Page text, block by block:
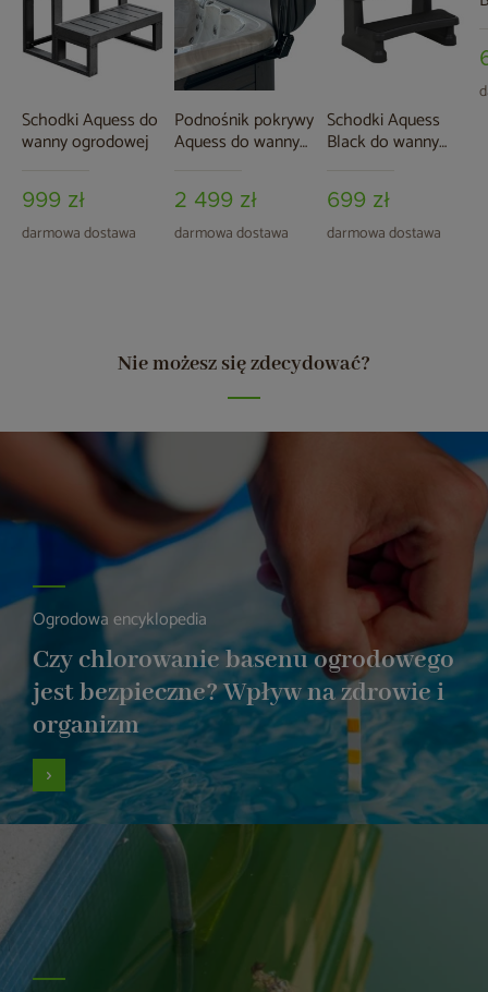
Schodki Aquess do
wanny ogrodowej
999 zł
darmowa dostawa
Podnośnik pokrywy
Aquess do wanny
2 499 zł
darmowa dostawa
Schodki Aquess
Black do wanny
699 zł
darmowa dostawa
Nie możesz się zdecydować?
Ogrodowa encyklopedia
Czy chlorowanie basenu ogrodowego
jest bezpieczne? Wpływ na zdrowie i
organizm